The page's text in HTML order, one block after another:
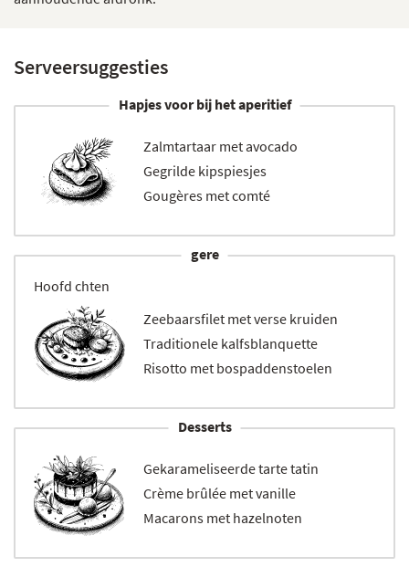
Serveersuggesties
Hapjes voor bij het aperitief
Zalmtartaar met avocado
Gegrilde kipspiesjes
Gougères met comté
Hoofd
gere
chten
Zeebaarsfilet met verse kruiden
Traditionele kalfsblanquette
Risotto met bospaddenstoelen
Desserts
Gekarameliseerde tarte tatin
Crème brûlée met vanille
Macarons met hazelnoten